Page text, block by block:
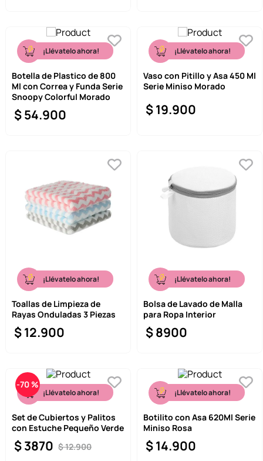
¡Llévatelo ahora!
Botella de Plastico de 800
Ml con Correa y Funda Serie
Snoopy Colorful Morado
$54.900
¡Llévatelo ahora!
Vaso con Pitillo y Asa 450 Ml
Serie Miniso Morado
$19.900
¡Llévatelo ahora!
Toallas de Limpieza de
Rayas Onduladas 3 Piezas
$12.900
¡Llévatelo ahora!
Bolsa de Lavado de Malla
para Ropa Interior
$8900
-70 %
¡Llévatelo ahora!
Set de Cubiertos y Palitos
con Estuche Pequeño Verde
$12.900
$3870
¡Llévatelo ahora!
Botilito con Asa 620Ml Serie
Miniso Rosa
$14.900